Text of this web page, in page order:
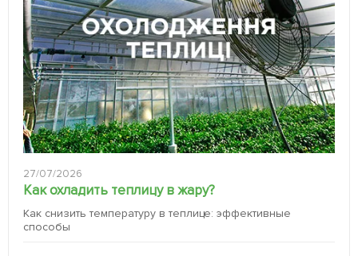
27/07/2026
Как охладить теплицу в жару?
Как снизить температуру в теплице: эффективные
способы